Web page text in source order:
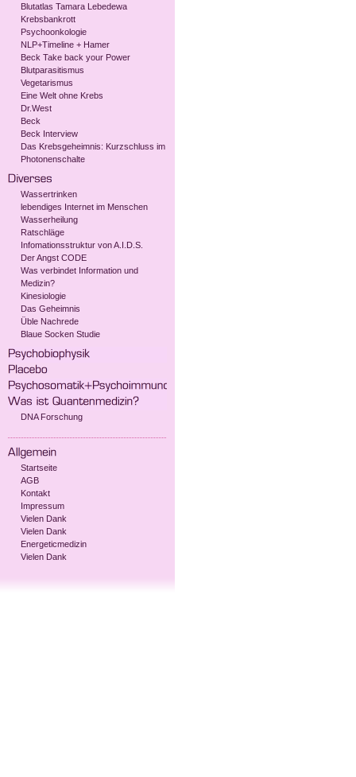
Blutatlas Tamara Lebedewa
Krebsbankrott
Psychoonkologie
NLP+Timeline + Hamer
Beck Take back your Power
Blutparasitismus
Vegetarismus
Eine Welt ohne Krebs
Dr.West
Beck
Beck Interview
Das Krebsgeheimnis: Kurzschluss im
Photonenschalte
Wassertrinken
lebendiges Internet im Menschen
Wasserheilung
Ratschläge
Infomationsstruktur von A.I.D.S.
Der Angst CODE
Was verbindet Information und
Medizin?
Kinesiologie
Das Geheimnis
Üble Nachrede
Blaue Socken Studie
DNA Forschung
Startseite
AGB
Kontakt
Impressum
Vielen Dank
Vielen Dank
Energeticmedizin
Vielen Dank